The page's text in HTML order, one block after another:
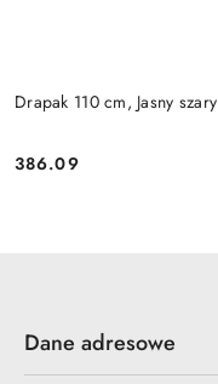
Drapak 110 cm, Jasny szary
Cena:
386.09
Dane adresowe